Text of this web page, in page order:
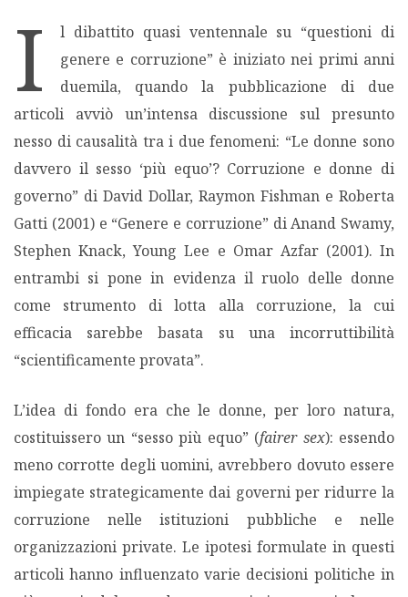
DONNE
ECONOMIA
MIGRAZIONI
PUNTI DI VISTA
MONDO IN CIFRE
NAVIGANDO IN RETE
PODCAST EVENTI
I
l dibattito quasi ventennale su “questioni di
genere e corruzione” è iniziato nei primi anni
duemila, quando la pubblicazione di due
articoli avviò un’intensa discussione sul presunto
nesso di causalità tra i due fenomeni: “Le donne sono
davvero il sesso ‘più equo’? Corruzione e donne di
governo” di David Dollar, Raymon Fishman e Roberta
Gatti (2001) e “Genere e corruzione” di Anand Swamy,
Stephen Knack, Young Lee e Omar Azfar (2001). In
entrambi si pone in evidenza il ruolo delle donne
come strumento di lotta alla corruzione, la cui
efficacia sarebbe basata su una incorruttibilità
“scientificamente provata”.
L’idea di fondo era che le donne, per loro natura,
costituissero un “sesso più equo” (fairer sex): essendo
meno corrotte degli uomini, avrebbero dovuto essere
impiegate strategicamente dai governi per ridurre la
corruzione nelle istituzioni pubbliche e nelle
organizzazioni private. Le ipotesi formulate in questi
articoli hanno influenzato varie decisioni politiche in